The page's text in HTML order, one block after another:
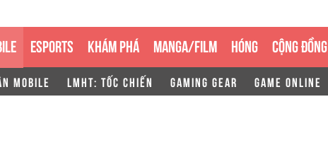
ESPORTS KHÁM PHÁ MANGA/FILM HÓNG CỘNG ĐỒNG
MOBILE LMHT: TỐC CHIẾN GAMING GEAR GAME ONLINE